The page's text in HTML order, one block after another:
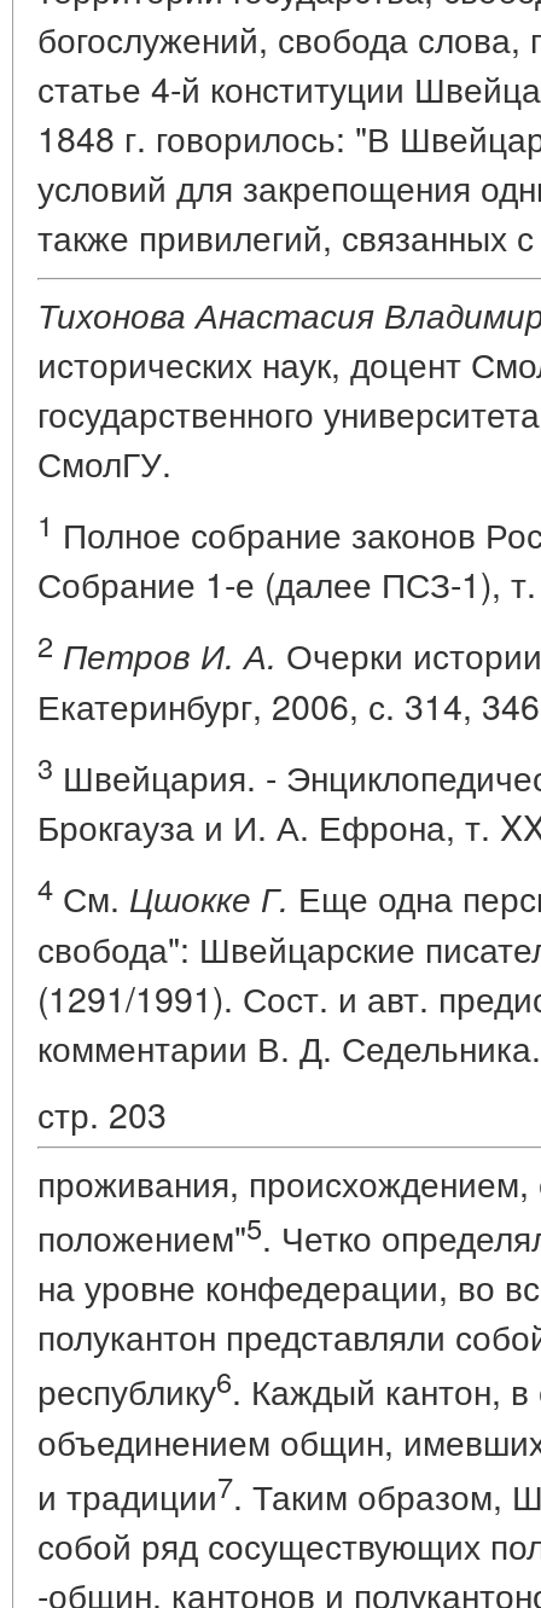
богослужений, свобода слова,
статье 4-й конституции
1848 г. говорилось: "В
условий для закрепощения
также привилегий, связанных
Тихонова Анастасия
исторических наук, доцент
государственного
СмолГУ.
1 Полное собрание законов
Собрание 1-е (далее ПСЗ-1),
2 Петров И. А. Очерки
Екатеринбург, 2006, с. 314,
3 Швейцария. -
Брокгауза и И. А. Ефрона, т.
4 См. Цшокке Г. Еще одна
свобода": Швейцарские
(1291/1991). Сост. и авт.
комментарии В. Д.
стр. 203
проживания,
положением"5. Четко
на уровне конфедерации, во
полукантон представляли
республику6. Каждый кантон,
объединением общин,
и традиции7. Таким образом,
собой ряд сосуществующих
-общин, кантонов и